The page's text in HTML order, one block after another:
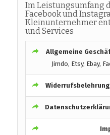
Im Leistungsumfang
Facebook und
Kleinunternehmer
und Services
Allgemeine
Jimdo, Etsy, Ebay,